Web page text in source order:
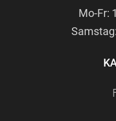
Mo-Fr: